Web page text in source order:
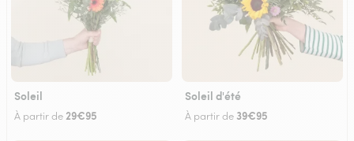
Soleil
À partir de 29€95
Soleil d'été
À partir de 39€95